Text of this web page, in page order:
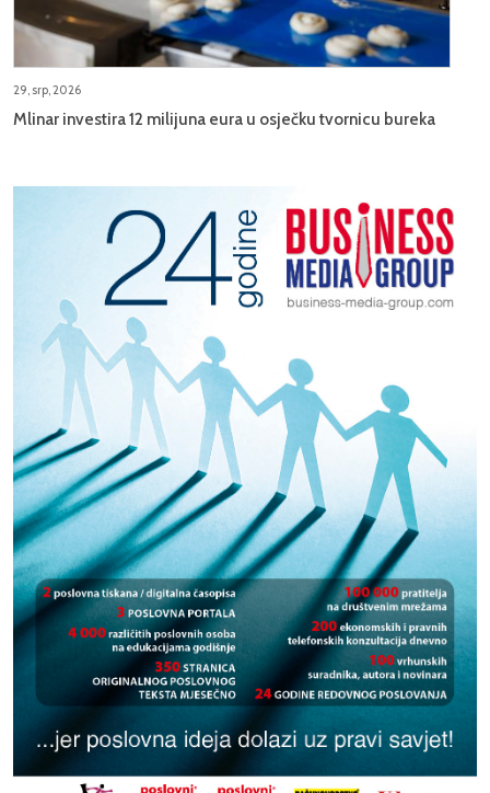
29, srp, 2026
Mlinar investira 12 milijuna eura u osječku tvornicu bureka